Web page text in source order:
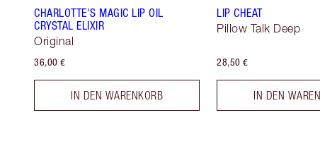
CHARLOTTE'S MAGIC LIP OIL
CRYSTAL ELIXIR
Original
36,00 €
IN DEN WARENKORB
LIP CHEAT
Pillow Talk Deep
28,50 €
IN DEN